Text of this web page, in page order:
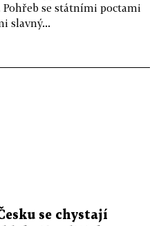
se státními poctami
slavný...
se chystají